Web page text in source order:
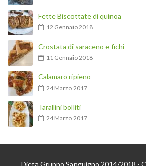
Fette Biscottate di quinoa
12 Gennaio 2018
Crostata di saraceno e fichi
11 Gennaio 2018
Calamaro ripieno
24 Marzo 2017
Tarallini bolliti
24 Marzo 2017
Dieta Gruppo Sanguigno 2014/2018 -